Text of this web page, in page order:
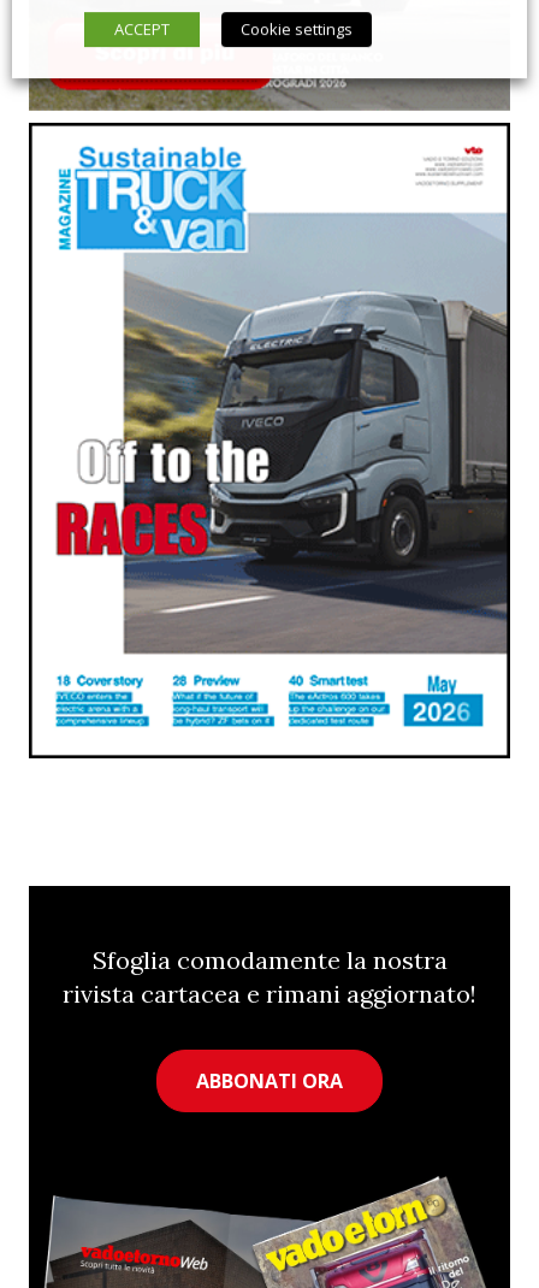
Sfoglia comodamente la nostra
rivista cartacea e rimani aggiornato!
ABBONATI ORA
ACCEPT
Cookie settings